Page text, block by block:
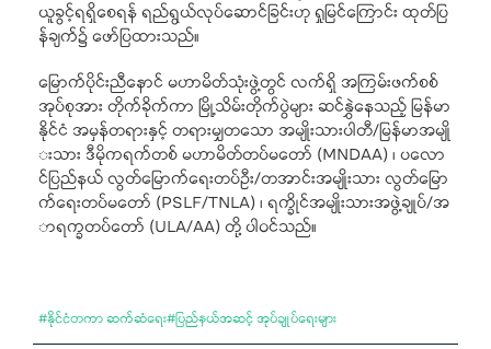
ယူခွင့်ရရှိစေရန် ရည်ရွယ်လုပ်ဆောင်ခြင်းဟု ရှုမြင်ကြောင်း ထုတ်ပြ
န်ချက်၌ ဖော်ပြထားသည်။
မြောက်ပိုင်းညီနောင် မဟာမိတ်သုံးဖွဲ့တွင် လက်ရှိ အကြမ်းဖက်စစ်
အုပ်စုအား တိုက်ခိုက်ကာ မြို့သိမ်းတိုက်ပွဲများ ဆင်နွှဲနေသည့် မြန်မာ
နိုင်ငံ အမှန်တရားနှင့် တရားမျှတသော အမျိုးသားပါတီ/မြန်မာအမျို
းသား ဒီမိုကရက်တစ် မဟာမိတ်တပ်မတော် (MNDAA) ၊ ပလော
င်ပြည်နယ် လွတ်မြောက်ရေးတပ်ဦး/တအာင်းအမျိုးသား လွတ်မြော
က်ရေးတပ်မတော် (PSLF/TNLA) ၊ ရက္ခိုင်အမျိုးသားအဖွဲ့ချုပ်/အ
ာရက္ခတပ်တော် (ULA/AA) တို့ ပါဝင်သည်။
#နိုင်ငံတကာ ဆက်ဆံရေး#ပြည်နယ်အဆင့် အုပ်ချုပ်ရေးများ